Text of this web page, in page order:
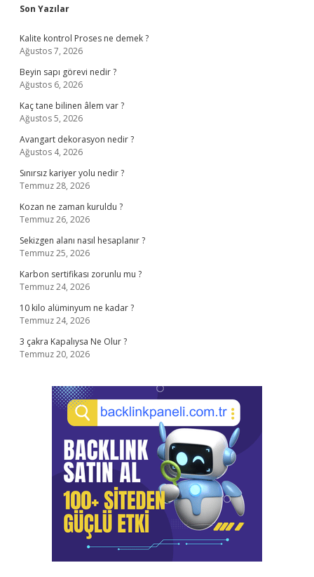
Sidebar
Son Yazılar
Kalite kontrol Proses ne demek ?
Ağustos 7, 2026
Beyin sapı görevi nedir ?
Ağustos 6, 2026
Kaç tane bilinen âlem var ?
Ağustos 5, 2026
Avangart dekorasyon nedir ?
Ağustos 4, 2026
Sınırsız kariyer yolu nedir ?
Temmuz 28, 2026
Kozan ne zaman kuruldu ?
Temmuz 26, 2026
Sekizgen alanı nasıl hesaplanır ?
Temmuz 25, 2026
Karbon sertifikası zorunlu mu ?
Temmuz 24, 2026
10 kilo alüminyum ne kadar ?
Temmuz 24, 2026
3 çakra Kapalıysa Ne Olur ?
Temmuz 20, 2026